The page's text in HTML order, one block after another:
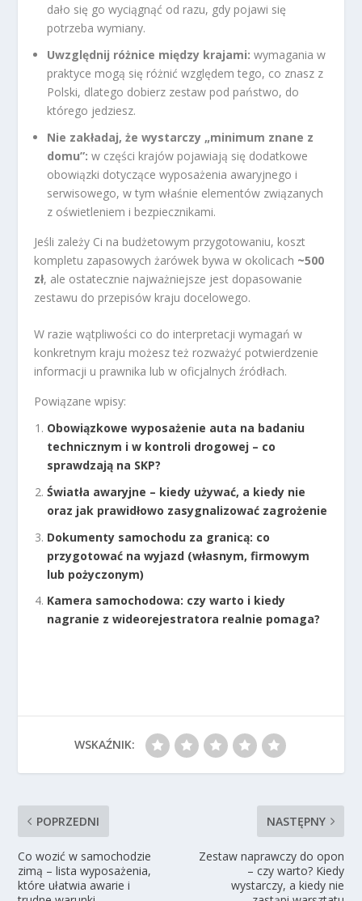
dało się go wyciągnąć od razu, gdy pojawi się
potrzeba wymiany.
Uwzględnij różnice między krajami: wymagania w
praktyce mogą się różnić względem tego, co znasz z
Polski, dlatego dobierz zestaw pod państwo, do
którego jedziesz.
Nie zakładaj, że wystarczy „minimum znane z
domu”: w części krajów pojawiają się dodatkowe
obowiązki dotyczące wyposażenia awaryjnego i
serwisowego, w tym właśnie elementów związanych
z oświetleniem i bezpiecznikami.
Jeśli zależy Ci na budżetowym przygotowaniu, koszt
kompletu zapasowych żarówek bywa w okolicach ~500
zł, ale ostatecznie najważniejsze jest dopasowanie
zestawu do przepisów kraju docelowego.
W razie wątpliwości co do interpretacji wymagań w
konkretnym kraju możesz też rozważyć potwierdzenie
informacji u prawnika lub w oficjalnych źródłach.
Powiązane wpisy:
Obowiązkowe wyposażenie auta na badaniu
technicznym i w kontroli drogowej – co
sprawdzają na SKP?
Światła awaryjne – kiedy używać, a kiedy nie
oraz jak prawidłowo zasygnalizować zagrożenie
Dokumenty samochodu za granicą: co
przygotować na wyjazd (własnym, firmowym
lub pożyczonym)
Kamera samochodowa: czy warto i kiedy
nagranie z wideorejestratora realnie pomaga?
WSKAŹNIK:
POPRZEDNI
Co wozić w samochodzie
zimą – lista wyposażenia,
które ułatwia awarie i
NASTĘPNY
Zestaw naprawczy do opon
– czy warto? Kiedy
wystarczy, a kiedy nie